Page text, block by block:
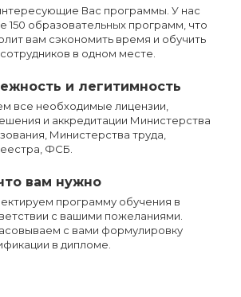
Вас программы. У нас
150 образовательных программ, что
вам сэкономить время и обучить
в одном месте.
и легитимность
все необходимые лицензии,
и аккредитации Министерства
Министерства труда,
ФСБ.
вам нужно
программу обучения в
с вашими пожеланиями.
с вами формулировку
в дипломе.